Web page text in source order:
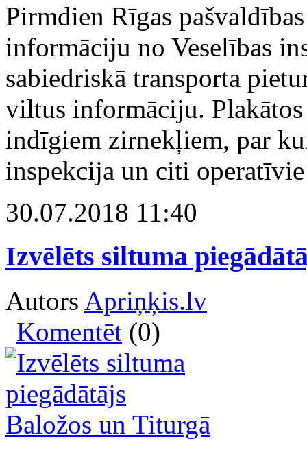
Pirmdien Rīgas
informāciju no Veselības
sabiedriskā transporta
viltus informāciju.
indīgiem zirnekļiem, par
inspekcija un citi
30.07.2018 11:40
Izvēlēts siltuma
Autors Apriņķis.lv
Komentēt (0)